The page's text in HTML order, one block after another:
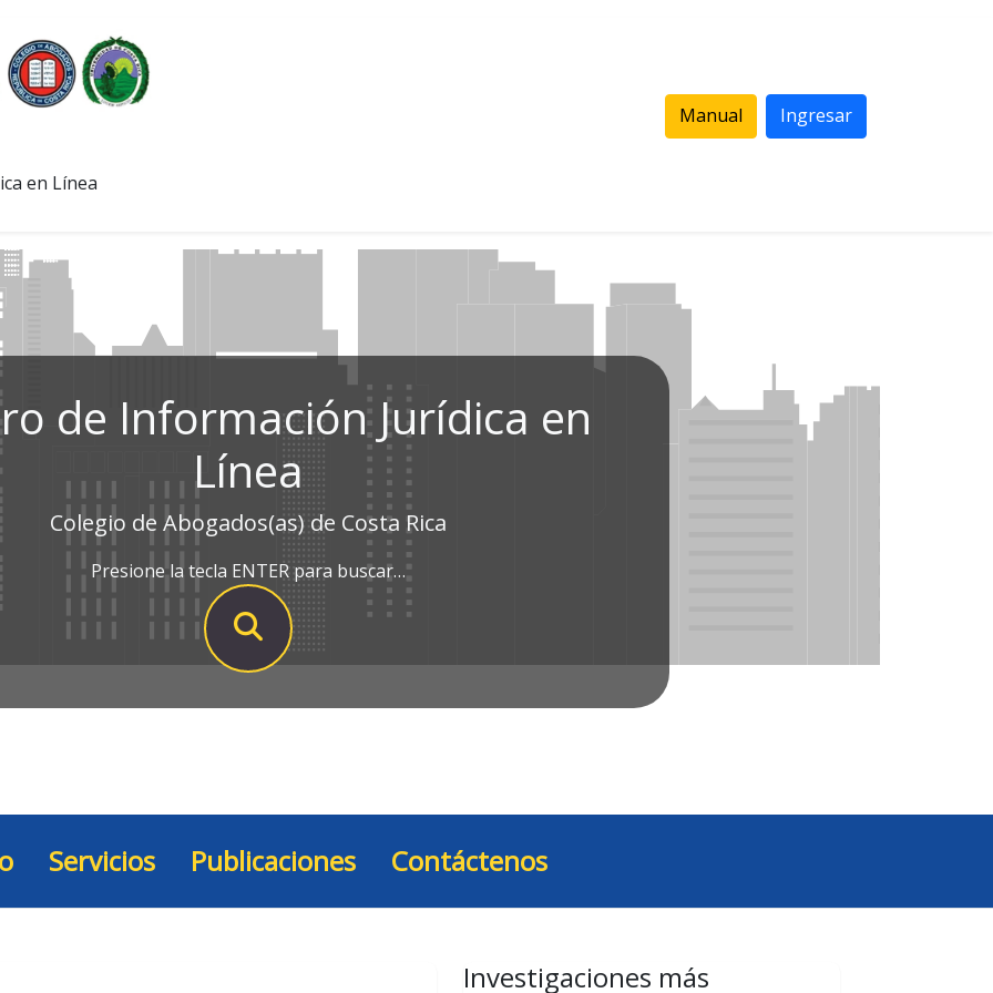
en Línea
Manual Ingresar
de Información Jurídica en
Línea
Colegio de Abogados(as) de Costa Rica
Presione la tecla ENTER para buscar…
Servicios Publicaciones Contáctenos
Investigaciones más